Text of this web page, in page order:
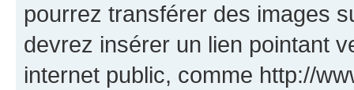
pourrez transférer des images
devrez insérer un lien pointant
internet public, comme http://